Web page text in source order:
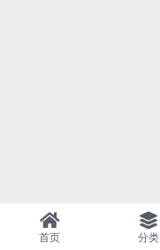
首页 分类